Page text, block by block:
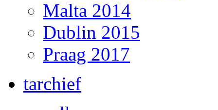
Malta 2014
Dublin 2015
Praag 2017
tarchief